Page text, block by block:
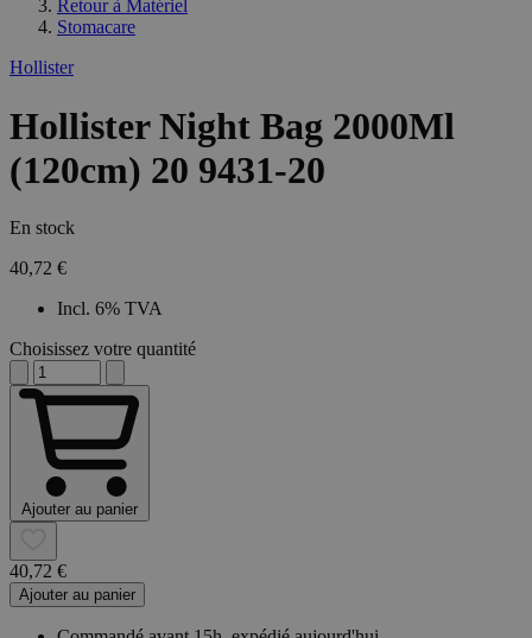
Retour à Matériel
Stomacare
Hollister
Hollister Night Bag 2000Ml
(120cm) 20 9431-20
En stock
40,72 €
Incl. 6% TVA
Choisissez votre quantité
Ajouter au panier
40,72 €
Ajouter au panier